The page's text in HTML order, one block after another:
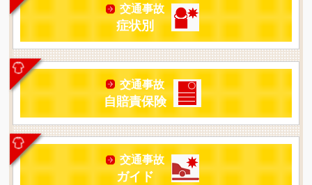
交通事故
症状別
交通事故
自賠責保険
交通事故
ガイド